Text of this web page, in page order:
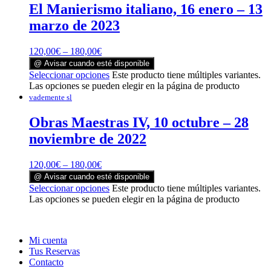
El Manierismo italiano, 16 enero – 13
marzo de 2023
120,00€ – 180,00€
@ Avisar cuando esté disponible
Seleccionar opciones Este producto tiene múltiples variantes.
Las opciones se pueden elegir en la página de producto
vademente sl
Obras Maestras IV, 10 octubre – 28
noviembre de 2022
120,00€ – 180,00€
@ Avisar cuando esté disponible
Seleccionar opciones Este producto tiene múltiples variantes.
Las opciones se pueden elegir en la página de producto
Mi cuenta
Tus Reservas
Contacto